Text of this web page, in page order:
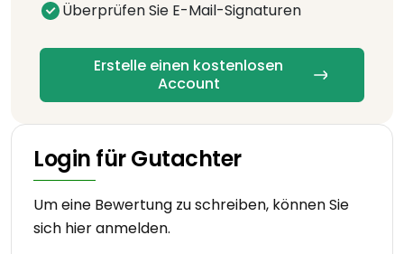
Überprüfen Sie E-Mail-Signaturen
Erstelle einen kostenlosen
Account
Login für Gutachter
Um eine Bewertung zu schreiben, können Sie
sich hier anmelden.